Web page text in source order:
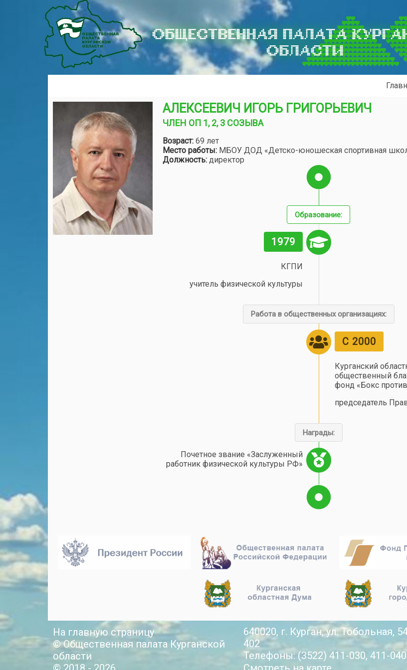
ОБЩЕСТВЕННАЯ ПАЛАТА
ОБЛАСТИ
АЛЕКСЕЕВИЧ ИГОРЬ ГРИГОРЬЕВИЧ
ЧЛЕН ОП 1, 2, 3 СОЗЫВА
Возраст: 69 лет
Место работы: МБОУ ДОД «Детско-юношеская спортивная
Должность: директор
Образование:
1979
КГПИ
учитель физической культуры
Работа в общественных организациях:
С 2000
Курганский
общественный
фонд «Бокс
председатель
Награды:
Почетное звание «Заслуженный
работник физической культуры РФ»
На главную страницу
© Общественная палата Курганской
области
640020, г. Курган, ул. Тобольная,
402
Телефоны: (3522) 411-030, 411-040